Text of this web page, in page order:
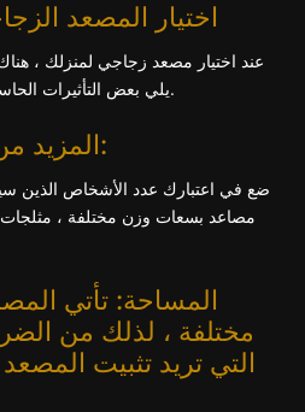
اختيار المصعد
عند اختيار مصعد زجاجي لمنزلك ،
يلي بعض التأثيرات الحاسمة التي يجب وضعها في الاعتبار.
المزيد من السعة المتاحة الآن:
ضع في اعتبارك عدد الأشخاص الذين
المساحة: تأتي
مختلفة ، لذلك من
التي تريد تثبيت